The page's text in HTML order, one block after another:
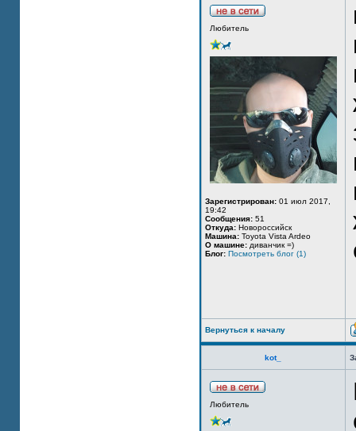
Любитель
Зарегистрирован: 01 июл 2017,
19:42
Сообщения: 51
Откуда: Новороссийск
Машина: Toyota Vista Ardeo
О машине: диванчик =)
Блог: Посмотреть блог (1)
Вернуться к началу
kot_
Любитель